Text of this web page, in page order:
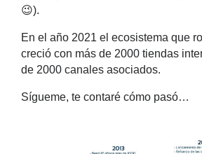
😉).
En el año 2021 el ecosistema que
creció con más de 2000 tiendas
de 2000 canales asociados.
Sígueme, te contaré cómo pasó…